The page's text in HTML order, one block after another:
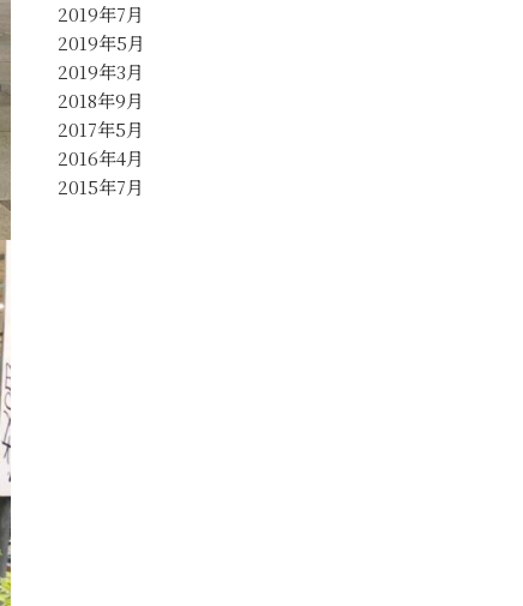
2019年7月
2019年5月
2019年3月
2018年9月
2017年5月
2016年4月
2015年7月